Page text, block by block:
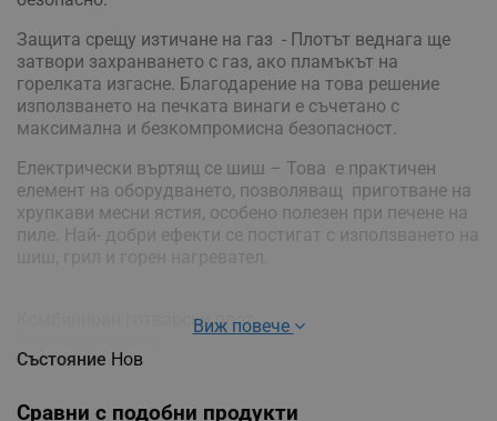
Защита срещу изтичане на газ - Плотът веднага ще
затвори захранването с газ, ако пламъкът на
горелката изгасне. Благодарение на това решение
използването на печката винаги е съчетано с
максимална и безкомпромисна безопасност.
Електрически въртящ се шиш – Това е практичен
елемент на оборудването, позволяващ приготване на
хрупкави месни ястия, особено полезен при печене на
пиле. Най- добри ефекти се постигат с използването на
Комбиниран готварски плот
2 електрически котлона
Вентилаторна фурна с 11 функции
Виж повече
Състояние Нов
Сравни с подобни продукти